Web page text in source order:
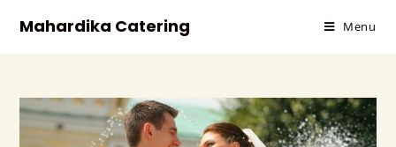
Mahardika Catering Menu